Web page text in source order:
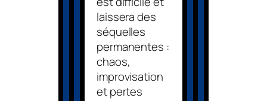
laissera des
séquelles
permanentes :
chaos,
improvisation
et pertes